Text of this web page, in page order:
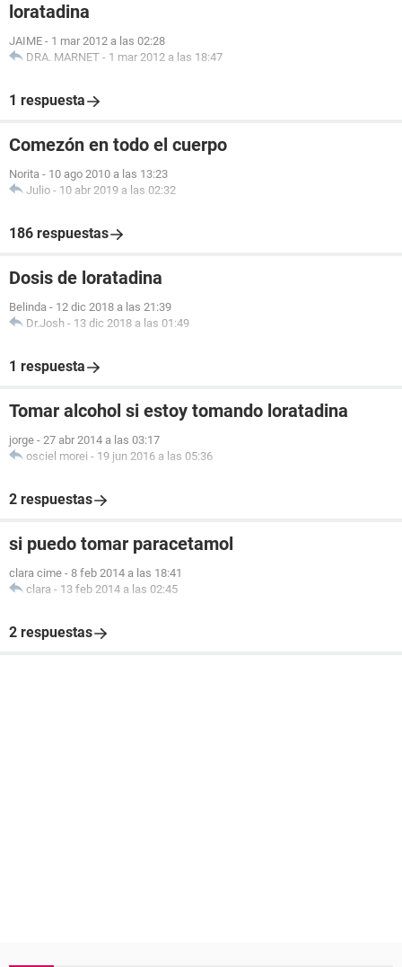
loratadina
JAIME - 1 mar 2012 a las 02:28
DRA. MARNET - 1 mar 2012 a las 18:47
1 respuesta
Comezón en todo el cuerpo
Norita - 10 ago 2010 a las 13:23
Julio - 10 abr 2019 a las 02:32
186 respuestas
Dosis de loratadina
Belinda - 12 dic 2018 a las 21:39
Dr.Josh - 13 dic 2018 a las 01:49
1 respuesta
Tomar alcohol si estoy tomando loratadina
jorge - 27 abr 2014 a las 03:17
osciel morei - 19 jun 2016 a las 05:36
2 respuestas
si puedo tomar paracetamol
clara cime - 8 feb 2014 a las 18:41
clara - 13 feb 2014 a las 02:45
2 respuestas